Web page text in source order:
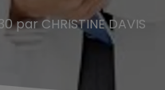
par CHRISTINE DAVIS